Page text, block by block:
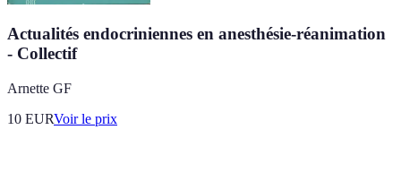
Actualités endocriniennes en anesthésie-réanimation
- Collectif
Arnette GF
10 EURVoir le prix